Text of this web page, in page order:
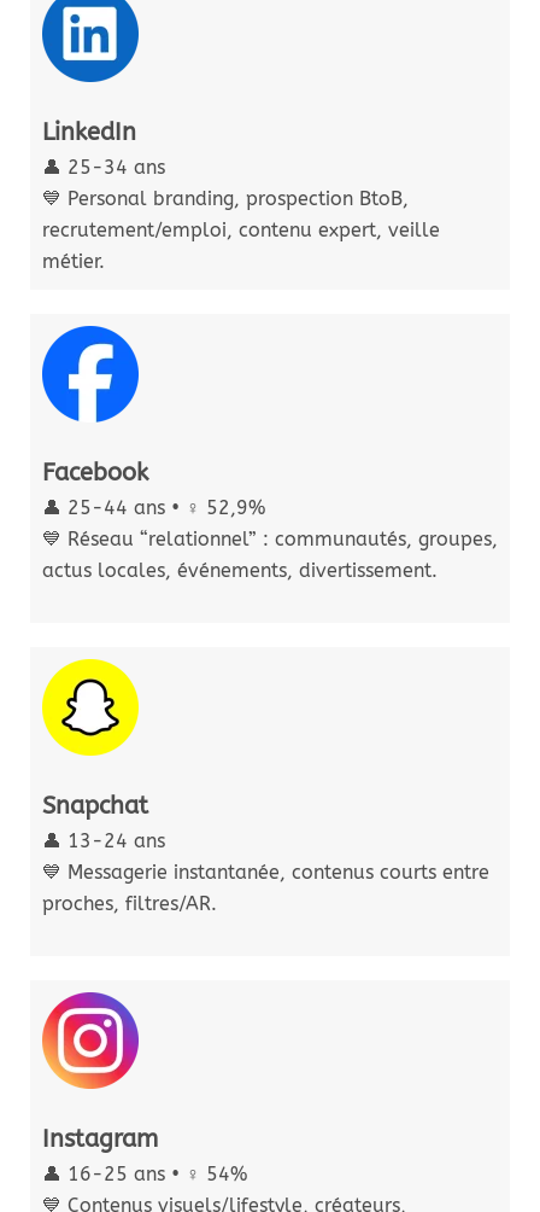
LinkedIn
👤 25-34 ans
💙 Personal branding, prospection BtoB,
recrutement/emploi, contenu expert, veille
métier.
Facebook
👤 25-44 ans • ♀️ 52,9%
💙 Réseau “relationnel” : communautés, groupes,
actus locales, événements, divertissement.
Snapchat
👤 13-24 ans
💙 Messagerie instantanée, contenus courts entre
proches, filtres/AR.
Instagram
👤 16-25 ans • ♀️ 54%
💙 Contenus visuels/lifestyle, créateurs,